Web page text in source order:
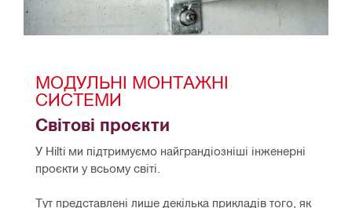
МОДУЛЬНІ МОНТАЖНІ
СИСТЕМИ
Світові проєкти
У Hilti ми підтримуємо найграндіозніші інженерні
проєкти у всьому світі.
Тут представлені лише декілька прикладів того, як